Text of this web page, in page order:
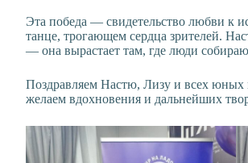
Эта победа — свидетельство любви к
танце, трогающем сердца зрителей.
— она вырастает там, где люди
Поздравляем Настю, Лизу и всех юных
желаем вдохновения и дальнейших